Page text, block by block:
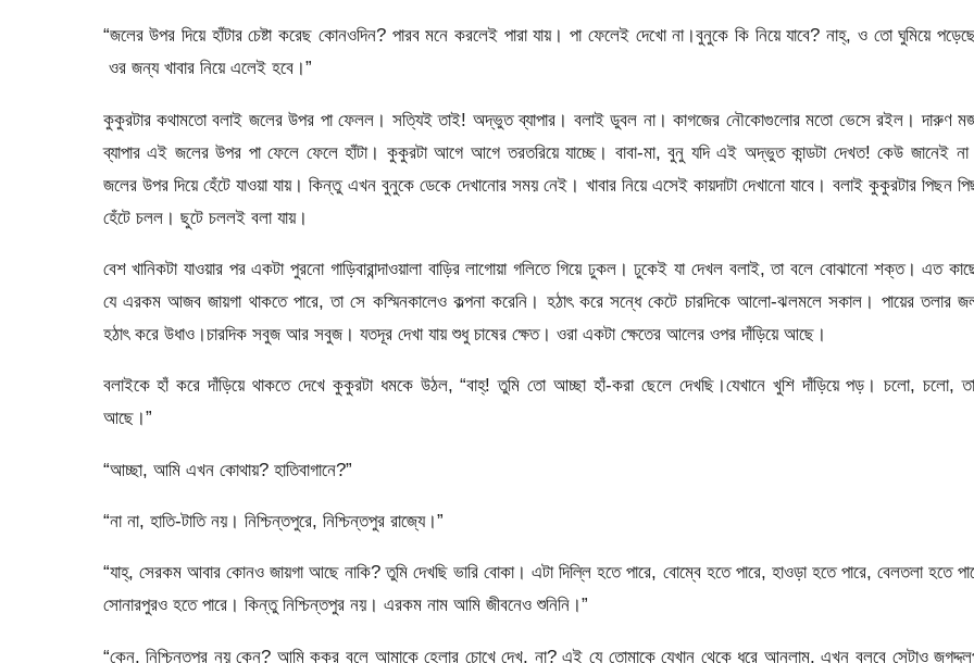
“জলের উপর দিয়ে হাঁটার চেষ্টা করেছ কোনওদিন? পারব মনে করলেই পারা যায়। পা ফেলেই দেখো না।বুনুকে কি নিয়ে যাবে? নাহ্‌, ও তো ঘুমিয়ে
ওর জন্য খাবার নিয়ে এলেই হবে।”
কুকুরটার কথামতো বলাই জলের উপর পা ফেলল। সত্যিই তাই! অদ্ভুত ব্যাপার। বলাই ডুবল না। কাগজের নৌকোগুলোর মতো ভেসে রইল। দারুণ
ব্যাপার এই জলের উপর পা ফেলে ফেলে হাঁটা। কুকুরটা আগে আগে তরতরিয়ে যাচ্ছে। বাবা-মা, বুনু যদি এই অদ্ভুত কান্ডটা দেখত! কেউ জানেই না
জলের উপর দিয়ে হেঁটে যাওয়া যায়। কিন্তু এখন বুনুকে ডেকে দেখানোর সময় নেই। খাবার নিয়ে এসেই কায়দাটা দেখানো যাবে। বলাই কুকুরটার পিছন
হেঁটে চলল। ছুটে চললই বলা যায়।
বেশ খানিকটা যাওয়ার পর একটা পুরনো গাড়িবারান্দাওয়ালা বাড়ির লাগোয়া গলিতে গিয়ে ঢুকল। ঢুকেই যা দেখল বলাই, তা বলে বোঝানো শক্ত। এত
যে এরকম আজব জায়গা থাকতে পারে, তা সে কস্মিনকালেও কল্পনা করেনি। হঠাৎ করে সন্ধে কেটে চারদিকে আলো-ঝলমলে সকাল। পায়ের তলার
হঠাৎ করে উধাও।চারদিক সবুজ আর সবুজ। যতদূর দেখা যায় শুধু চাষের ক্ষেত। ওরা একটা ক্ষেতের আলের ওপর দাঁড়িয়ে আছে।
বলাইকে হাঁ করে দাঁড়িয়ে থাকতে দেখে কুকুরটা ধমকে উঠল, “বাহ্! তুমি তো আচ্ছা হাঁ-করা ছেলে দেখছি।যেখানে খুশি দাঁড়িয়ে পড়। চলো, চলো,
আছে।”
“আচ্ছা, আমি এখন কোথায়? হাতিবাগানে?”
“না না, হাতি-টাতি নয়। নিশ্চিন্তপুরে, নিশ্চিন্তপুর রাজ্যে।”
“যাহ্‌, সেরকম আবার কোনও জায়গা আছে নাকি? তুমি দেখছি ভারি বোকা। এটা দিল্লি হতে পারে, বোম্বে হতে পারে, হাওড়া হতে পারে, বেলতলা হতে
সোনারপুরও হতে পারে। কিন্তু নিশ্চিন্তপুর নয়। এরকম নাম আমি জীবনেও শুনিনি।”
“কেন, নিশ্চিন্তপুর নয় কেন? আমি কুকুর বলে আমাকে হেলার চোখে দেখ, না? এই যে তোমাকে যেখান থেকে ধরে আনলাম, এখন বলবে সেটাও